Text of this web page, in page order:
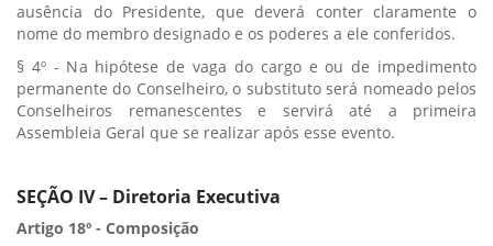
ausência do Presidente, que deverá conter claramente o
nome do membro designado e os poderes a ele conferidos.
§ 4º - Na hipótese de vaga do cargo e ou de impedimento
permanente do Conselheiro, o substituto será nomeado pelos
Conselheiros remanescentes e servirá até a primeira
Assembleia Geral que se realizar após esse evento.
SEÇÃO IV – Diretoria Executiva
Artigo 18º - Composição